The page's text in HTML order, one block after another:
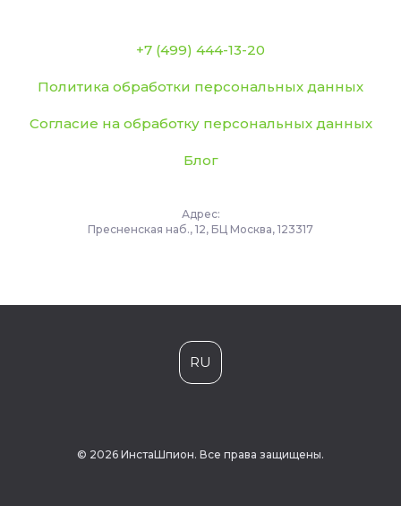
+7 (499) 444-13-20
Политика обработки персональных данных
Согласие на обработку персональных данных
Блог
Адрес:
Пресненская наб., 12, БЦ Москва, 123317
RU
© 2026 ИнстаШпион. Все права защищены.